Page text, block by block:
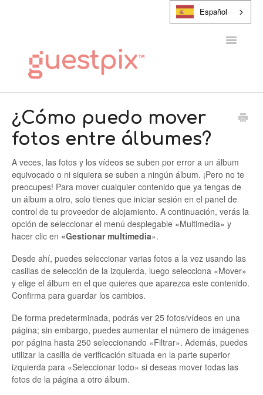
Español
Alternar
PONTE EN CONTACTO CON
¿Cómo puedo mover
fotos entre álbumes?
A veces, las fotos y los vídeos se suben por error a un álbum
equivocado o ni siquiera se suben a ningún álbum. ¡Pero no te
preocupes! Para mover cualquier contenido que ya tengas de
un álbum a otro, solo tienes que iniciar sesión en el panel de
control de tu proveedor de alojamiento. A continuación, verás la
opción de seleccionar el menú desplegable «Multimedia» y
hacer clic en «Gestionar multimedia».
Desde ahí, puedes seleccionar varias fotos a la vez usando las
casillas de selección de la izquierda, luego selecciona «Mover»
y elige el álbum en el que quieres que aparezca este contenido.
Confirma para guardar los cambios.
De forma predeterminada, podrás ver 25 fotos/vídeos en una
página; sin embargo, puedes aumentar el número de imágenes
por página hasta 250 seleccionando «Filtrar». Además, puedes
utilizar la casilla de verificación situada en la parte superior
izquierda para «Seleccionar todo» si deseas mover todas las
fotos de la página a otro álbum.